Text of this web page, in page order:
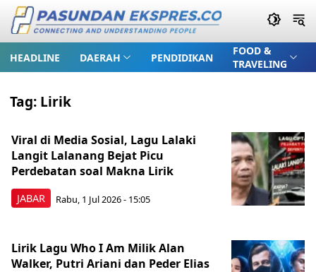
HEADLINE DAERAH PENDIDIKAN
FOOD &
TRAVELING
Tag: Lirik
JABAR
Viral di Media Sosial, Lagu Lalaki
Langit Lalanang Bejat Picu
Perdebatan soal Makna Lirik
Rabu, 1 Jul 2026 - 15:05
Lirik Lagu Who I Am Milik Alan
Walker, Putri Ariani dan Peder Elias